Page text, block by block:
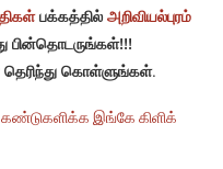
பக்கத்தில் அறிவியல்புரம்
பின்தொடருங்கள்!!!
தெரிந்து கொள்ளுங்கள்.
கண்டுகளிக்க இங்கே கிளிக்